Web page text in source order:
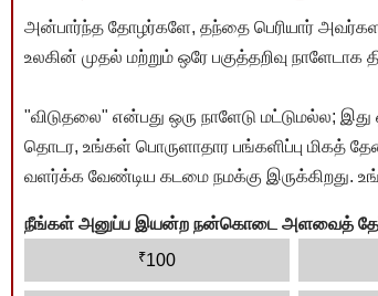
அன்பார்ந்த தோழர்களே, தந்தை பெரியார்
உலகின் முதல் மற்றும் ஒரே பகுத்தறிவு நாளேடாக
"விடுதலை" என்பது ஒரு நாளேடு மட்டுமல்ல;
தொடர, உங்கள் பொருளாதார பங்களிப்பு மிகத்
வளர்க்க வேண்டிய கடமை நமக்கு இருக்கிறது.
நீங்கள் அனுப்ப இயன்ற நன்கொடை அளவைத்
₹100